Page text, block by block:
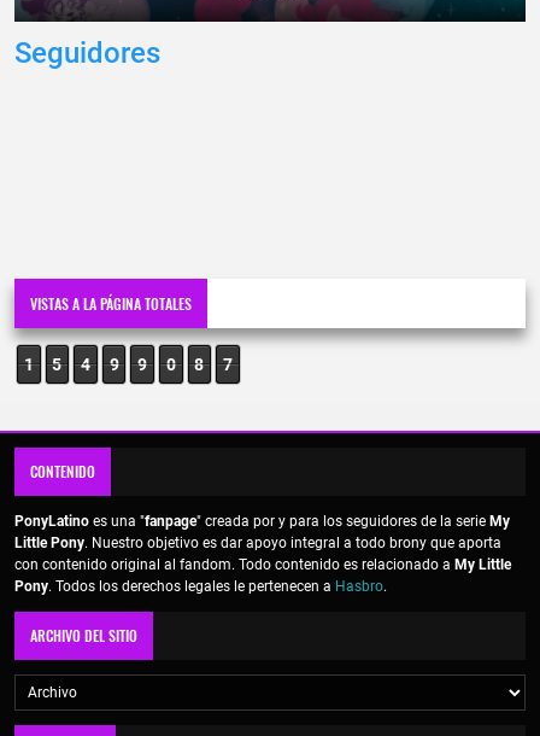
Seguidores
VISTAS A LA PÁGINA TOTALES
1 5 4 9 9 0 8 7
CONTENIDO
PonyLatino es una "fanpage" creada por y para los seguidores de la serie My
Little Pony. Nuestro objetivo es dar apoyo integral a todo brony que aporta
con contenido original al fandom. Todo contenido es relacionado a My Little
Pony. Todos los derechos legales le pertenecen a Hasbro.
ARCHIVO DEL SITIO